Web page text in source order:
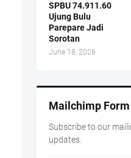
SPBU 74.911.60
Ujung Bulu
Parepare Jadi
Sorotan
June 18, 2026
Mailchimp Form
Subscribe to our
updates.